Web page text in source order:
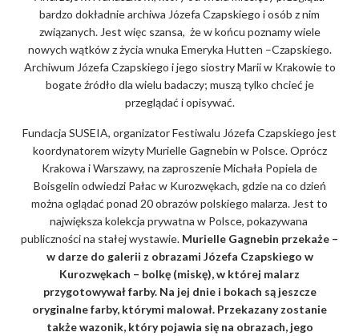
bardzo dokładnie archiwa Józefa Czapskiego i osób z nim
związanych. Jest więc szansa, że w końcu poznamy wiele
nowych wątków z życia wnuka Emeryka Hutten –Czapskiego.
Archiwum Józefa Czapskiego i jego siostry Marii w Krakowie to
bogate źródło dla wielu badaczy; muszą tylko chcieć je
przeglądać i opisywać.
Fundacja SUSEIA, organizator Festiwalu Józefa Czapskiego jest
koordynatorem wizyty Murielle Gagnebin w Polsce. Oprócz
Krakowa i Warszawy, na zaproszenie Michała Popiela de
Boisgelin odwiedzi Pałac w Kurozwękach, gdzie na co dzień
można oglądać ponad 20 obrazów polskiego malarza. Jest to
największa kolekcja prywatna w Polsce, pokazywana
publiczności na stałej wystawie. Murielle Gagnebin przekaże –
w darze do galerii z obrazami Józefa Czapskiego w
Kurozwękach – bolkę (miskę), w której malarz
przygotowywał farby. Na jej dnie i bokach są jeszcze
oryginalne farby, którymi malował. Przekazany zostanie
także wazonik, który pojawia się na obrazach, jego